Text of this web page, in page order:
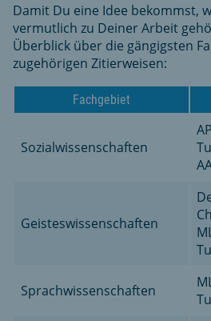
Damit Du eine Idee bekommst,
vermutlich zu Deiner Arbeit
Überblick über die gängigsten
zugehörigen Zitierweisen:
Fachgebiet
Sozialwissenschaften
Geisteswissenschaften
Sprachwissenschaften